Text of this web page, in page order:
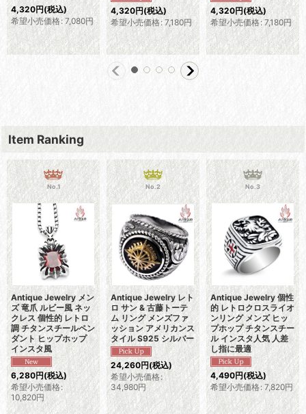
4,320円(税込)
希望小売価格: 7,080円
4,320円(税込)
希望小売価格: 7,180円
4,320円(税込)
希望小売価格: 7,180円
Item Ranking
No.1
Antique Jewelry メン
ズ 竜爪 ルビー風 ネッ
クレス 個性的 レトロ
調 チタンスチールペン
ダント ヒップホップ
インスタ風
6,280円(税込)
希望小売価格:
10,820円
No.2
Antique Jewelry レト
ロ サン & 古藤トーテ
ム リング メンズファ
ッション アメリカンス
タイル S925 シルバー
24,260円(税込)
希望小売価格:
34,980円
No.3
Antique Jewelry 個性
的 レトロクロスライオ
ンリング メンズ ヒッ
プホップ チタンスチー
ル インスタ人気 人差
し指に最適
4,490円(税込)
希望小売価格: 7,820円